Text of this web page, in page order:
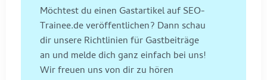
Möchtest du einen Gastartikel auf SEO-
Trainee.de veröffentlichen? Dann schau
dir unsere Richtlinien für Gastbeiträge
an und melde dich ganz einfach bei uns!
Wir freuen uns von dir zu hören